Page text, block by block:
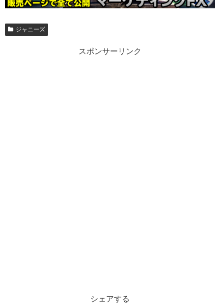
ジャニーズ
スポンサーリンク
シェアする